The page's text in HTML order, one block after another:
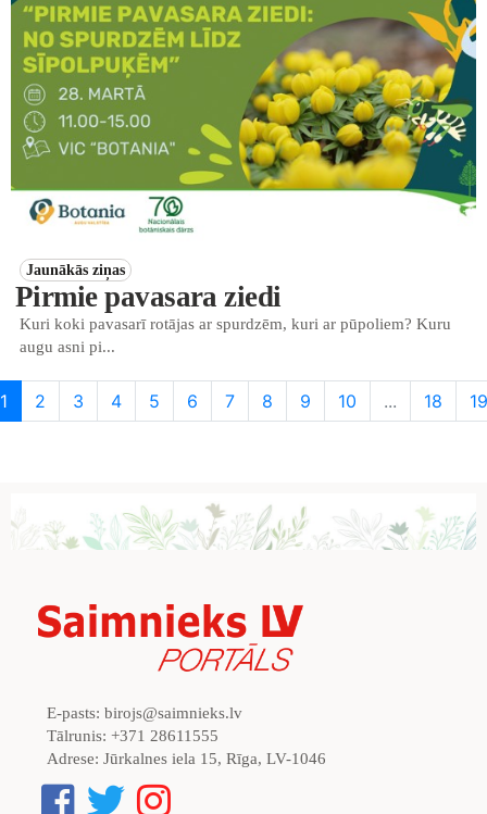
Jaunākās ziņas
Pirmie pavasara ziedi
Kuri koki pavasarī rotājas ar spurdzēm, kuri ar pūpoliem? Kuru
augu asni pi...
1 2 3 4 5 6 7 8 9 10 ... 18 19
E-pasts: birojs@saimnieks.lv
Tālrunis: +371 28611555
Adrese: Jūrkalnes iela 15, Rīga, LV-1046